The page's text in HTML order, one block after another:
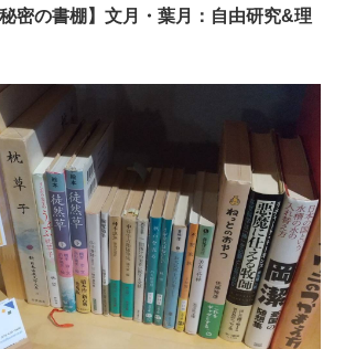
密の書棚】文月・葉月：自由研究&理